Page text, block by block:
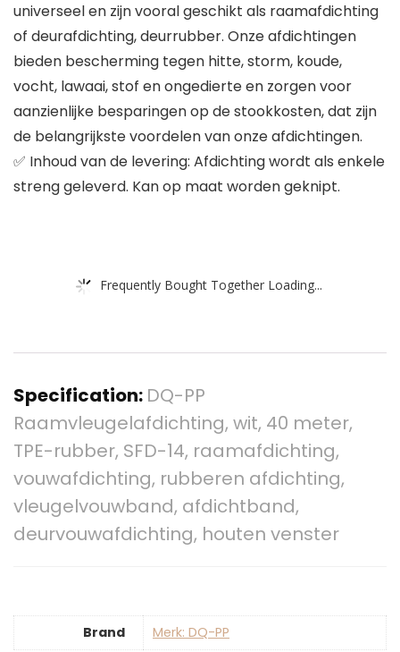
universeel en zijn vooral geschikt als raamafdichting
of deurafdichting, deurrubber. Onze afdichtingen
bieden bescherming tegen hitte, storm, koude,
vocht, lawaai, stof en ongedierte en zorgen voor
aanzienlijke besparingen op de stookkosten, dat zijn
de belangrijkste voordelen van onze afdichtingen.
✅ Inhoud van de levering: Afdichting wordt als enkele
streng geleverd. Kan op maat worden geknipt.
Frequently Bought Together Loading...
Specification: DQ-PP
Raamvleugelafdichting, wit, 40 meter,
TPE-rubber, SFD-14, raamafdichting,
vouwafdichting, rubberen afdichting,
vleugelvouwband, afdichtband,
deurvouwafdichting, houten venster
Brand Merk: DQ-PP